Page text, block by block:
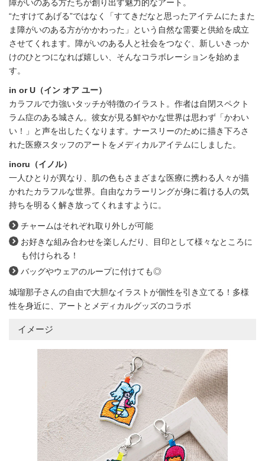
障がいのある方たちが創り出す魅力的なアート。
“たすけてあげる”ではなく「すてきだなと思ったアイテムにたまた
ま障がいのある方がかかわった」という自然な需要と供給を成立
させてくれます。 障がいのある人と社会をつなぐ、新しいきっか
けのひとつになれば嬉しい、そんなコラボレーションを始めま
す。
in or U（イン オア ユー）
カラフルで力強いタッチが特徴のイラスト。作者は自閉スペクト
ラム症のある城さん。 彼女が見る鮮やかな世界は思わず「かわい
い！」と声を出したくなります。 ナースリーのために描き下ろさ
れた医療スタッフのアートをメディカルアイテムにしました。
inoru（イノル）
一人ひとりが異なり、肌の色もさまざまな医療に携わる人々が描
かれたカラフルな世界。
自由なカラーリングが身に着ける人の気
持ちを明るく解き放ってくれますように。
チャームはそれぞれ取り外しが可能
お好きな組み合わせを楽しんだり、目印として様々なところに
も付けられる！
バッグやウェアのループに付けても◎
城瑠那子さんの自由で大胆なイラストが個性を引き立てる！ 多様
性を身近に、アートとメディカルグッズのコラボ
イメージ